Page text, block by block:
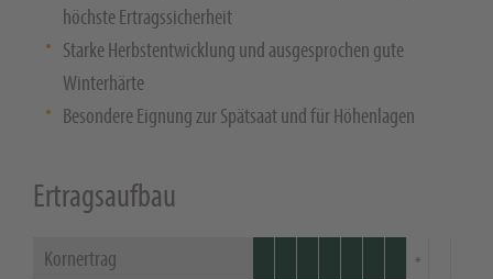
höchste Ertragssicherheit
Starke Herbstentwicklung und ausgesprochen gute
Winterhärte
Besondere Eignung zur Spätsaat und für Höhenlagen
Ertragsaufbau
Kornertrag